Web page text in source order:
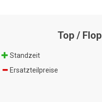
Top / Flop
Standzeit
Ersatzteilpreise